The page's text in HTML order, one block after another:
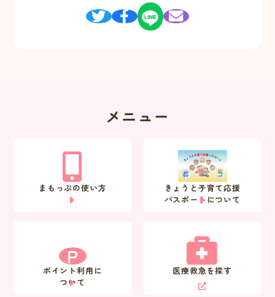
メニュー
まもっぷの使い方
きょうと子育て応援
パスポートについて
P
ポイント利用に
ついて
医療救急を探す